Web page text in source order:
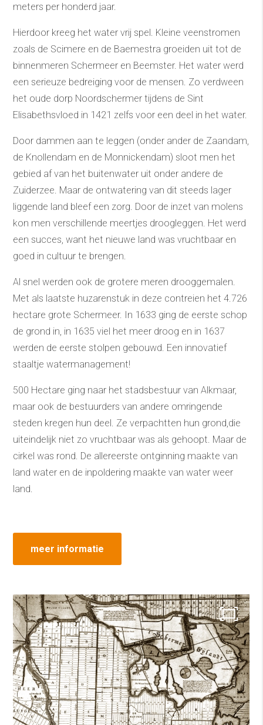
meters per honderd jaar.
Hierdoor kreeg het water vrij spel. Kleine veenstromen
zoals de Scimere en de Baemestra groeiden uit tot de
binnenmeren Schermeer en Beemster. Het water werd
een serieuze bedreiging voor de mensen. Zo verdween
het oude dorp Noordschermer tijdens de Sint
Elisabethsvloed in 1421 zelfs voor een deel in het water.
Door dammen aan te leggen (onder ander de Zaandam,
de Knollendam en de Monnickendam) sloot men het
gebied af van het buitenwater uit onder andere de
Zuiderzee. Maar de ontwatering van dit steeds lager
liggende land bleef een zorg. Door de inzet van molens
kon men verschillende meertjes droogleggen. Het werd
een succes, want het nieuwe land was vruchtbaar en
goed in cultuur te brengen.
Al snel werden ook de grotere meren drooggemalen.
Met als laatste huzarenstuk in deze contreien het 4.726
hectare grote Schermeer. In 1633 ging de eerste schop
de grond in, in 1635 viel het meer droog en in 1637
werden de eerste stolpen gebouwd. Een innovatief
staaltje watermanagement!
500 Hectare ging naar het stadsbestuur van Alkmaar,
maar ook de bestuurders van andere omringende
steden kregen hun deel. Ze verpachtten hun grond,die
uiteindelijk niet zo vruchtbaar was als gehoopt. Maar de
cirkel was rond. De allereerste ontginning maakte van
land water en de inpoldering maakte van water weer
land.
meer informatie